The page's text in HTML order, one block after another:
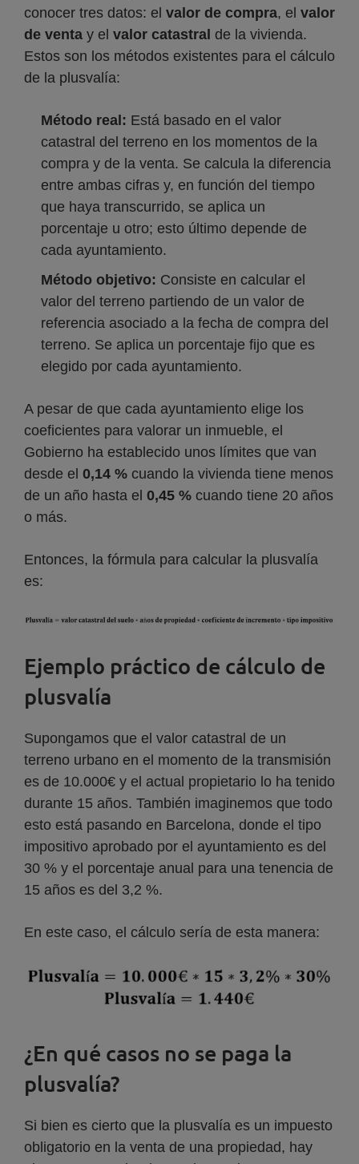
conocer tres datos: el valor de compra, el valor
de venta y el valor catastral de la vivienda.
Estos son los métodos existentes para el cálculo
de la plusvalía:
Método real: Está basado en el valor
catastral del terreno en los momentos de la
compra y de la venta. Se calcula la diferencia
entre ambas cifras y, en función del tiempo
que haya transcurrido, se aplica un
porcentaje u otro; esto último depende de
cada ayuntamiento.
Método objetivo: Consiste en calcular el
valor del terreno partiendo de un valor de
referencia asociado a la fecha de compra del
terreno. Se aplica un porcentaje fijo que es
elegido por cada ayuntamiento.
A pesar de que cada ayuntamiento elige los
coeficientes para valorar un inmueble, el
Gobierno ha establecido unos límites que van
desde el 0,14 % cuando la vivienda tiene menos
de un año hasta el 0,45 % cuando tiene 20 años
o más.
Entonces, la fórmula para calcular la plusvalía
es:
Ejemplo práctico de cálculo de
plusvalía
Supongamos que el valor catastral de un
terreno urbano en el momento de la transmisión
es de 10.000€ y el actual propietario lo ha tenido
durante 15 años. También imaginemos que todo
esto está pasando en Barcelona, donde el tipo
impositivo aprobado por el ayuntamiento es del
30 % y el porcentaje anual para una tenencia de
15 años es del 3,2 %.
En este caso, el cálculo sería de esta manera:
¿En qué casos no se paga la
plusvalía?
Si bien es cierto que la plusvalía es un impuesto
obligatorio en la venta de una propiedad, hay